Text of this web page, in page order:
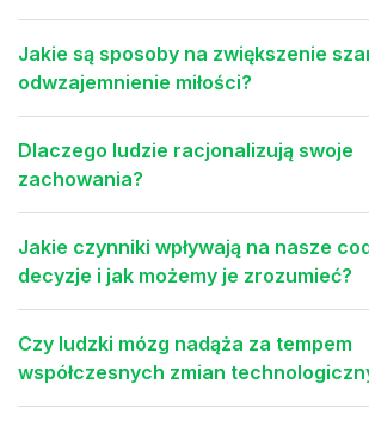
Jakie są sposoby na zwiększenie
odwzajemnienie miłości?
Dlaczego ludzie racjonalizują swoje
zachowania?
Jakie czynniki wpływają na nasze
decyzje i jak możemy je zrozumieć?
Czy ludzki mózg nadąża za tempem
współczesnych zmian